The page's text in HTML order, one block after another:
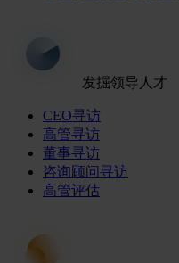
发掘领导人才
CEO寻访
高管寻访
董事寻访
咨询顾问寻访
高管评估